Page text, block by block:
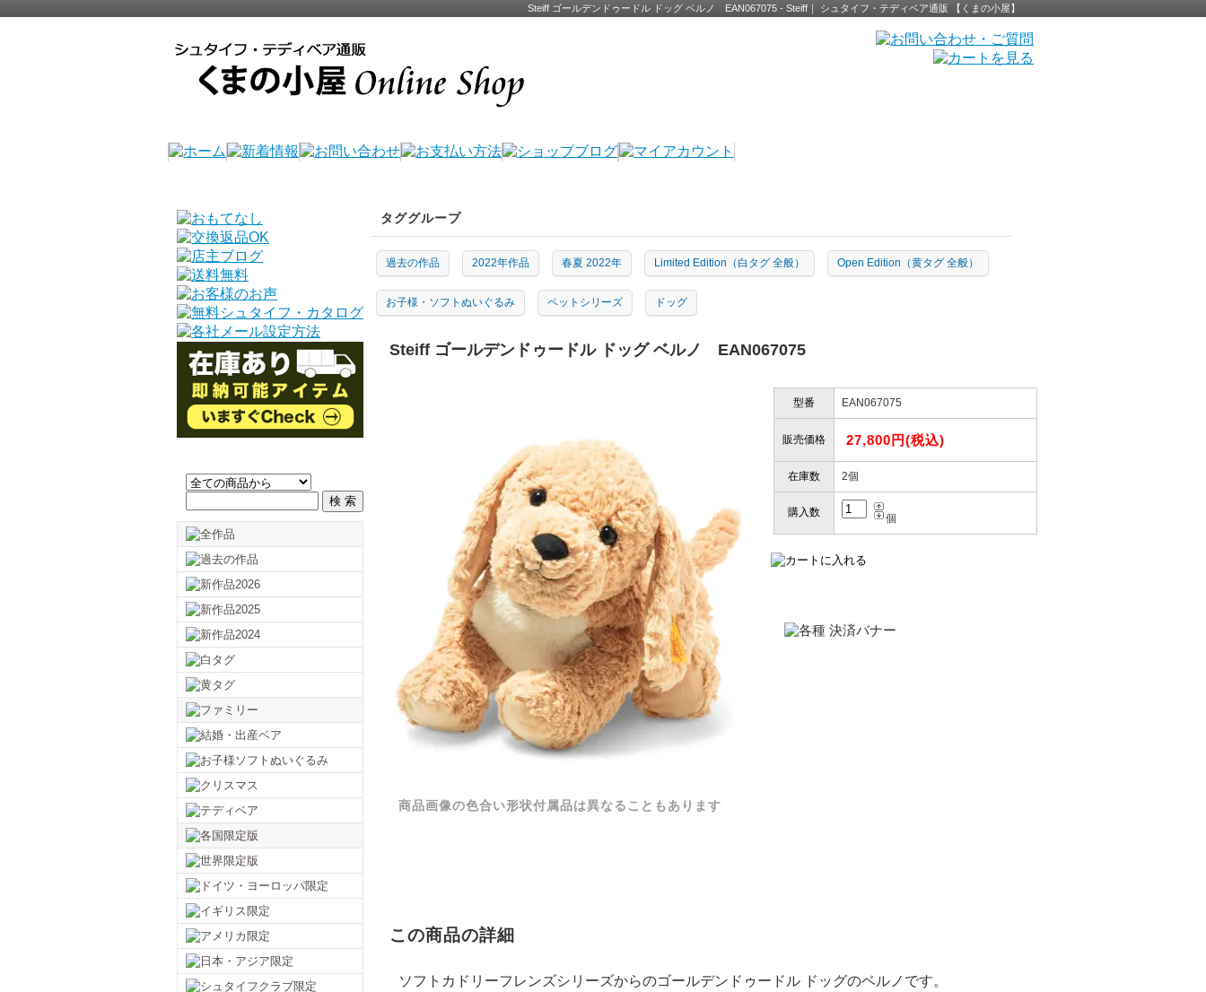
Steiff ゴールデンドゥードル ドッグ ベルノ EAN067075 - Steiff｜ シュタイフ・テディベア通販 【くまの小屋】
タググループ
過去の作品 2022年作品 春夏 2022年 Limited Edition（白タグ 全般） Open Edition（黄タグ 全般）
お子様・ソフトぬいぐるみ ペットシリーズ ドッグ
Steiff ゴールデンドゥードル ドッグ ベルノ EAN067075
商品画像の色合い形状付属品は異なることもあります
型番 EAN067075
販売価格 27,800円(税込)
在庫数 2個
購入数 個
この商品の詳細
ソフトカドリーフレンズシリーズからのゴールデンドゥードル ドッグのベルノです。